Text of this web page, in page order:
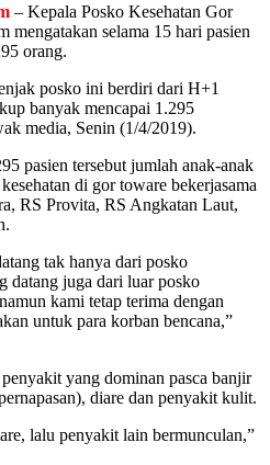
– Kepala Posko Kesehatan Gor
selama 15 hari pasien
orang.
posko ini berdiri dari H+1
banyak mencapai 1.295
media, Senin (1/4/2019).
pasien tersebut jumlah anak-anak
di gor toware bekerjasama
RS Provita, RS Angkatan Laut,
tak hanya dari posko
datang juga dari luar posko
kami tetap terima dengan
untuk para korban bencana,”
yang dominan pasca banjir
diare dan penyakit kulit.
lalu penyakit lain bermunculan,”